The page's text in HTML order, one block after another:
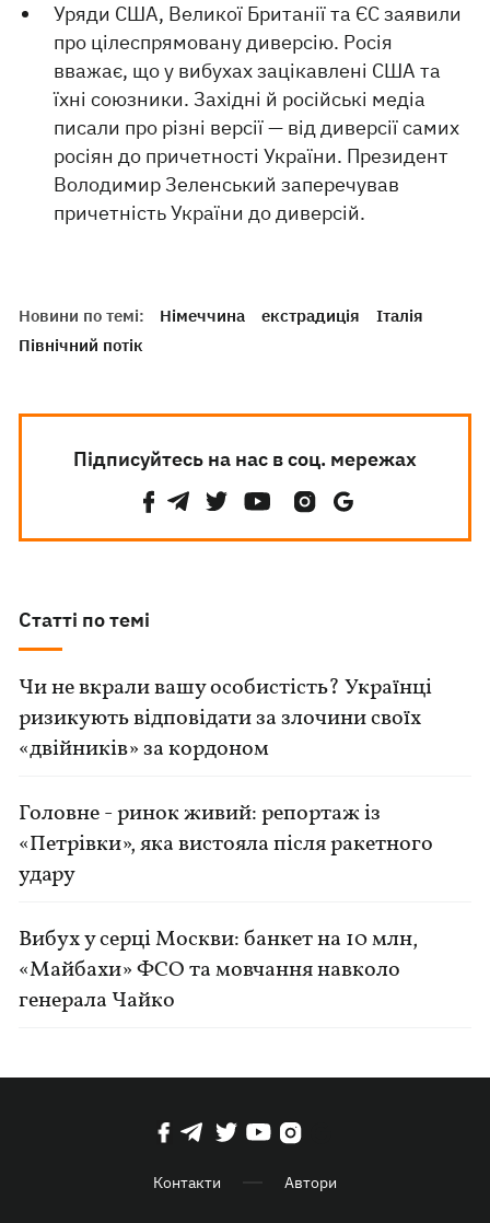
Уряди США, Великої Британії та ЄС заявили
про цілеспрямовану диверсію. Росія
вважає, що у вибухах зацікавлені США та
їхні союзники. Західні й російські медіа
писали про різні версії — від диверсії самих
росіян до причетності України. Президент
Володимир Зеленський заперечував
причетність України до диверсій.
Новини по темі: Німеччина екстрадиція
Італія
Північний потік
Підписуйтесь на нас в соц. мережах
Статті по темі
Чи не вкрали вашу особистість? Українці
ризикують відповідати за злочини своїх
«двійників» за кордоном
Головне - ринок живий: репортаж із
«Петрівки», яка вистояла після ракетного
удару
Вибух у серці Москви: банкет на 10 млн,
«Майбахи» ФСО та мовчання навколо
генерала Чайко
Контакти Автори